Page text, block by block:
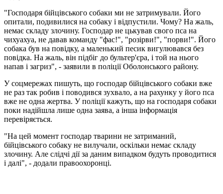
"Господаря бійцівського собаки ми не затримували. Його
опитали, подивилися на собаку і відпустили. Чому? На жаль,
немає складу злочину. Господар не цькував свого пса на
чихуахуа, не давав команду "фас!", "розірви!", "порви!". Його
собака був на повідку, а маленький песик вигулювався без
повідка. На жаль, він підбіг до бультер'єра, і той на нього
напав і загриз", - заявили в поліції Оболонського району.
У соцмережах пишуть, що господар бійцівського собаки вже
не раз так робив і поводився зухвало, а на рахунку у його пса
вже не одна жертва. У поліції кажуть, що на господаря собаки
поки надійшла лише одна заява, а інша інформація
перевіряється.
"На цей момент господар тварини не затриманий,
бійцівського собаку не вилучали, оскільки немає складу
злочину. Але слідчі дії за даним випадком будуть проводитися
і далі", - додали правоохоронці.